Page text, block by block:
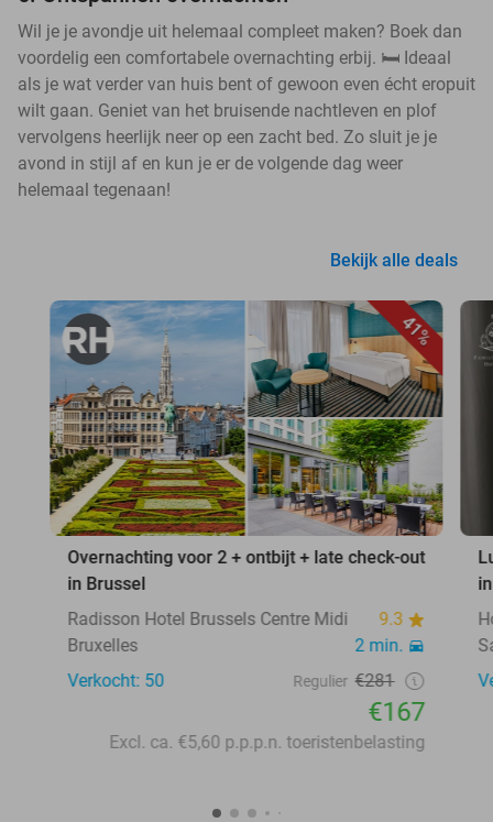
Wil je je avondje uit helemaal compleet maken? Boek dan
voordelig een comfortabele overnachting erbij. 🛏️ Ideaal
als je wat verder van huis bent of gewoon even écht eropuit
wilt gaan. Geniet van het bruisende nachtleven en plof
vervolgens heerlijk neer op een zacht bed. Zo sluit je je
avond in stijl af en kun je er de volgende dag weer
helemaal tegenaan!
Bekijk alle deals
41%
Overnachting voor 2 + ontbijt + late check-out
in Brussel
Radisson Hotel Brussels Centre Midi
9.3
Bruxelles
2 min.
Verkocht: 50
Regulier €281
€167
Excl. ca. €5,60 p.p.p.n. toeristenbelasting